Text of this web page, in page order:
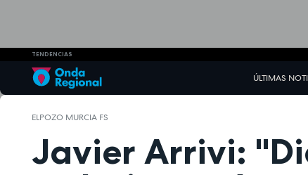
TENDENCIAS
ÚLTIMAS
ELPOZO MURCIA FS
Javier Arrivi: